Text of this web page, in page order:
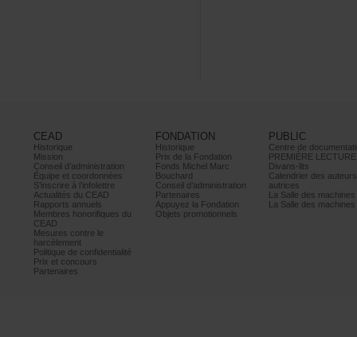
CEAD
Historique
Mission
Conseild’administration
Équipeetcoordonnées
S’inscrireàl’infolettre
ActualitésduCEAD
Rapportsannuels
Membreshonorifiquesdu
CEAD
Mesurescontrele
harcèlement
Politiquedeconfidentialité
Prixetconcours
Partenaires
FONDATION
Historique
PrixdelaFondation
FondsMichelMarc
Bouchard
Conseild’administration
Partenaires
AppuyezlaFondation
Objetspromotionnels
PUBLIC
PREMIÈRELECTURE
Divans-lits
autrices